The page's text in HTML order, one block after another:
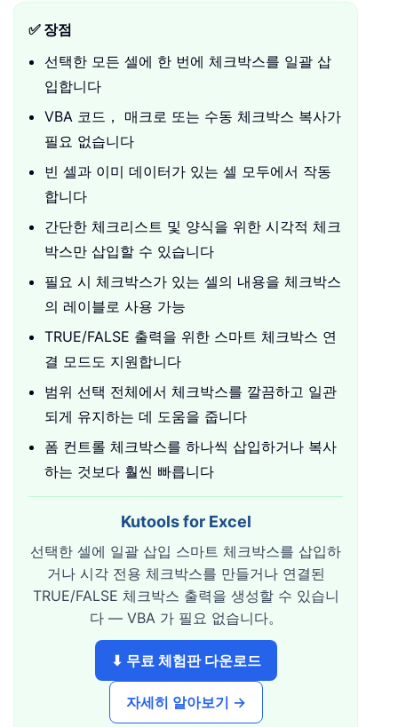
✅ 장점
선택한 모든 셀에 한 번에 체크박스를 일괄 삽
입합니다
VBA 코드， 매크로 또는 수동 체크박스 복사가
필요 없습니다
빈 셀과 이미 데이터가 있는 셀 모두에서 작동
합니다
간단한 체크리스트 및 양식을 위한 시각적 체크
박스만 삽입할 수 있습니다
필요 시 체크박스가 있는 셀의 내용을 체크박스
의 레이블로 사용 가능
TRUE/FALSE 출력을 위한 스마트 체크박스 연
결 모드도 지원합니다
범위 선택 전체에서 체크박스를 깔끔하고 일관
되게 유지하는 데 도움을 줍니다
폼 컨트롤 체크박스를 하나씩 삽입하거나 복사
하는 것보다 훨씬 빠릅니다
Kutools for Excel
선택한 셀에 일괄 삽입 스마트 체크박스를 삽입하
거나 시각 전용 체크박스를 만들거나 연결된
TRUE/FALSE 체크박스 출력을 생성할 수 있습니
다 — VBA 가 필요 없습니다。
⬇ 무료 체험판 다운로드
자세히 알아보기 →